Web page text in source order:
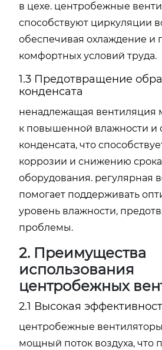
в цехе. центробежные
способствуют циркуляции
обеспечивая охлаждение и
комфортных условий труда.
1.3 Предотвращение
конденсата
ненадлежащая вентиляция
к повышенной влажности и
конденсата, что
коррозии и снижению
оборудования. регулярная
помогает поддерживать
уровень влажности,
проблемы.
2. Преимущества
использования
центробежных
2.1 Высокая
центробежные
мощный поток воздуха, что